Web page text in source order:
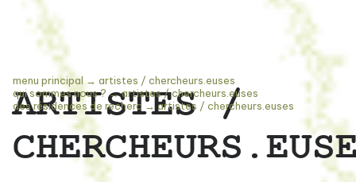
menu principal→ artistes / chercheurs.euses
qui sommes nous ?→artistes / chercheurs.euses
des résidences de recherc → artistes / chercheurs.euses
ARTISTES /